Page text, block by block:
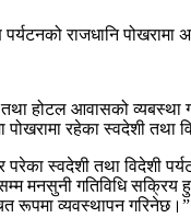
राजधानि
तथा होटल आवासको
रहेका स्वदेशी
परेका स्वदेशी तथा
गतिविधि सक्रिय
रूपमा व्यवस्थापन गरिनेछ।”